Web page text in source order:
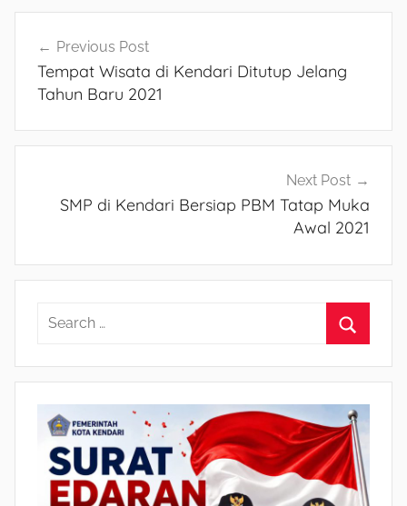
Navigasi
pos
Previous Post
Tempat Wisata di Kendari Ditutup Jelang
Tahun Baru 2021
Next Post
SMP di Kendari Bersiap PBM Tatap Muka
Awal 2021
a
e
a
r
c
h